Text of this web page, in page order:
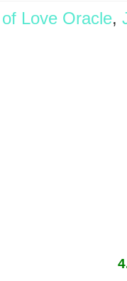
Journey Of Love
Love Oracle,